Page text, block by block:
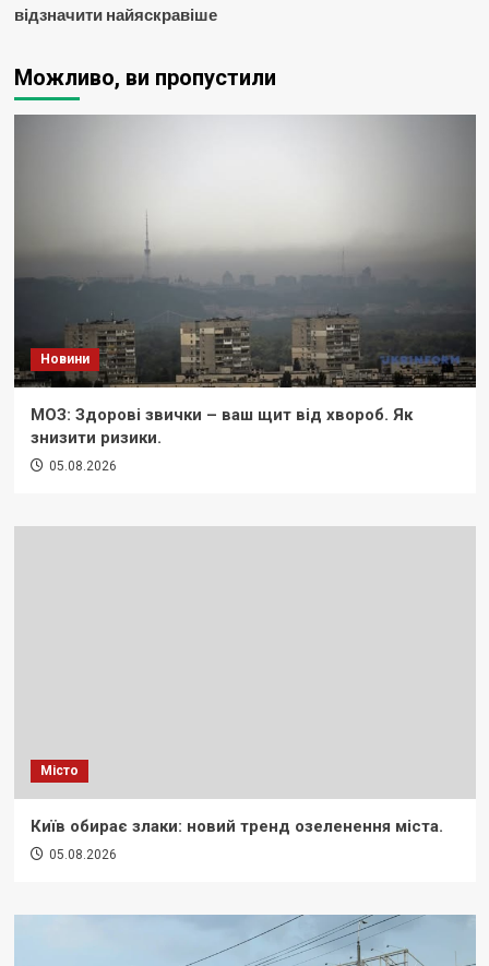
відзначити найяскравіше
Можливо, ви пропустили
Новини
МОЗ: Здорові звички – ваш щит від хвороб. Як
знизити ризики.
05.08.2026
Місто
Київ обирає злаки: новий тренд озеленення міста.
05.08.2026